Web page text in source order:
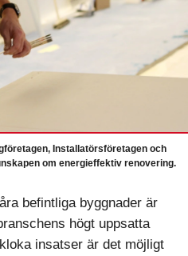
Installatörsföretagen och
om energieffektiv renovering.
befintliga byggnader är
högt uppsatta
insatser är det möjligt